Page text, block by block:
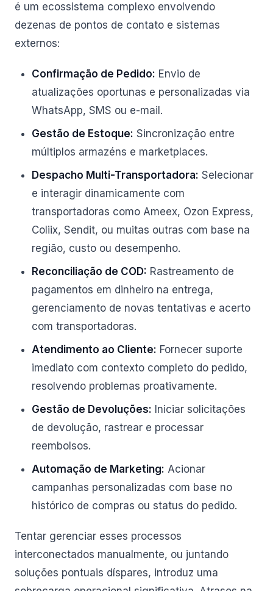
é um ecossistema complexo envolvendo
dezenas de pontos de contato e sistemas
externos:
Confirmação de Pedido: Envio de
atualizações oportunas e personalizadas via
WhatsApp, SMS ou e-mail.
Gestão de Estoque: Sincronização entre
múltiplos armazéns e marketplaces.
Despacho Multi-Transportadora: Selecionar
e interagir dinamicamente com
transportadoras como Ameex, Ozon Express,
Coliix, Sendit, ou muitas outras com base na
região, custo ou desempenho.
Reconciliação de COD: Rastreamento de
pagamentos em dinheiro na entrega,
gerenciamento de novas tentativas e acerto
com transportadoras.
Atendimento ao Cliente: Fornecer suporte
imediato com contexto completo do pedido,
resolvendo problemas proativamente.
Gestão de Devoluções: Iniciar solicitações
de devolução, rastrear e processar
reembolsos.
Automação de Marketing: Acionar
campanhas personalizadas com base no
histórico de compras ou status do pedido.
Tentar gerenciar esses processos
interconectados manualmente, ou juntando
soluções pontuais díspares, introduz uma